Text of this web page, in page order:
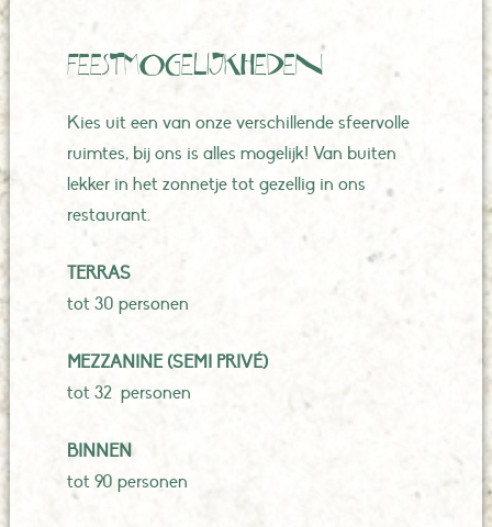
Feestmogelijkheden
Kies uit een van onze verschillende sfeervolle
ruimtes, bij ons is alles mogelijk! Van buiten
lekker in het zonnetje tot gezellig in ons
restaurant.
TERRAS
tot 30 personen
MEZZANINE (SEMI PRIVÉ)
tot 32 personen
BINNEN
tot 90 personen